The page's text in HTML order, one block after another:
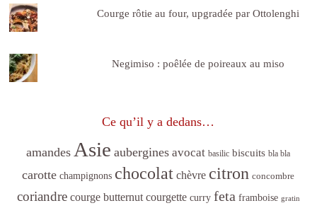
Courge rôtie au four, upgradée par Ottolenghi
Negimiso : poêlée de poireaux au miso
Ce qu’il y a dedans…
amandes Asie aubergines avocat basilic biscuits bla bla
carotte champignons chocolat chèvre citron concombre
coriandre courge butternut courgette curry feta framboise gratin